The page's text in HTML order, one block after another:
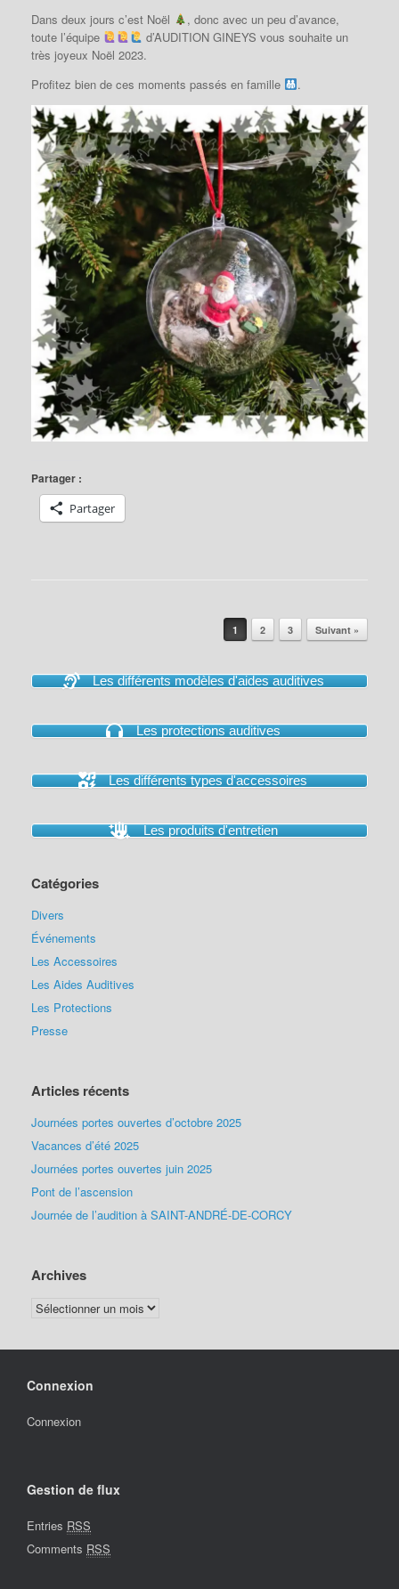
Dans deux jours c’est Noël
, donc avec un peu d’avance,
toute l’équipe
d’AUDITION GINEYS vous souhaite un
très joyeux Noël 2023.
Profitez bien de ces moments passés en famille
.
Partager :
Partager
1 2 3 Suivant »
Les différents modèles d'aides auditives
Les protections auditives
Les différents types d'accessoires
Les produits d'entretien
Catégories
Divers
Événements
Les Accessoires
Les Aides Auditives
Les Protections
Presse
Articles récents
Journées portes ouvertes d’octobre 2025
Vacances d’été 2025
Journées portes ouvertes juin 2025
Pont de l’ascension
Journée de l’audition à SAINT-ANDRÉ-DE-CORCY
Archives
Archives
Connexion
Connexion
Gestion de flux
Entries RSS
Comments RSS